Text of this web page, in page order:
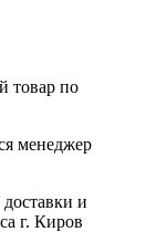
товар по
менеджер
и
г. Киров